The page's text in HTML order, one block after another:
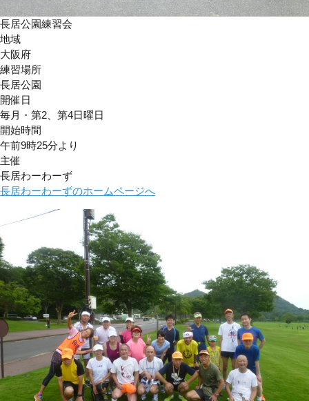
長居公園練習会
地域
大阪府
練習場所
長居公園
開催日
毎月・第2、第4日曜日
開始時間
午前9時25分より
主催
長居わーわーず
長居わーわーずのホームページへ